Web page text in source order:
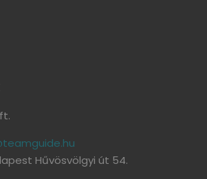
Hűvösvölgyi út 54.